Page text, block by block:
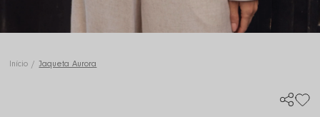
Início Jaqueta Aurora